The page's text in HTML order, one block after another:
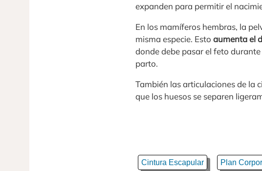
expanden para permitir el
En los mamíferos hembras, la
misma especie. Esto aumenta el
donde debe pasar el feto
parto.
También las articulaciones de la
que los huesos se separen
Cintura Escapular Plan